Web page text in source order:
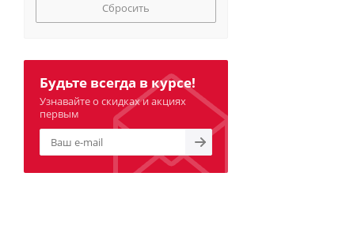
Сбросить
Будьте всегда в курсе!
Узнавайте о скидках и акциях
первым